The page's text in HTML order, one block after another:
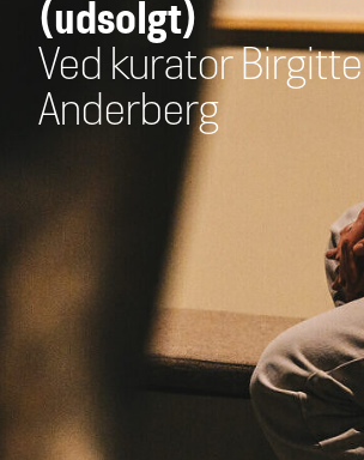
(udsolgt)
Ved kurator Birgitte
Anderberg